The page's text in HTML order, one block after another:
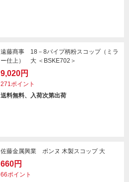
遠藤商事 18－8パイプ柄粉スコップ（ミラ
ー仕上） 大 ＜BSKE702＞
9,020円
271ポイント
送料無料、入荷次第出荷
佐藤金属興業 ボンヌ 木製スコップ 大
660円
66ポイント